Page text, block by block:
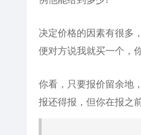
决定价格的因素有很多
便对方说我就买一个，
你看，只要报价留余地
报还得报，但你在报之